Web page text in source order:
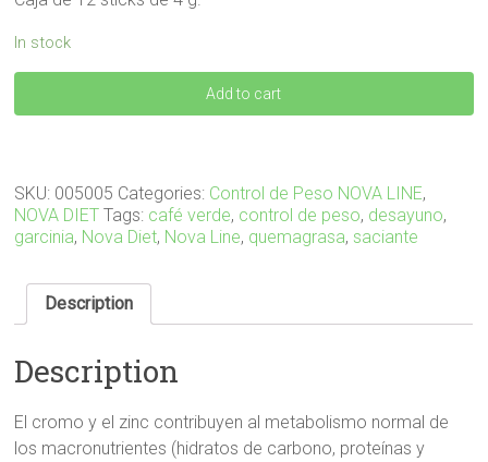
In stock
CAFEDIET
Add to cart
SKU: 005005 Categories: Control de Peso NOVA LINE,
NOVA DIET Tags: café verde, control de peso, desayuno,
garcinia, Nova Diet, Nova Line, quemagrasa, saciante
Description
Description
El cromo y el zinc contribuyen al metabolismo normal de
los macronutrientes (hidratos de carbono, proteínas y